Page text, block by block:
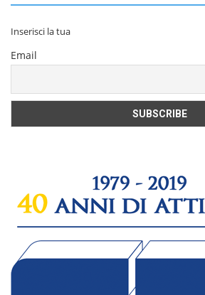
Inserisci la tua
Email